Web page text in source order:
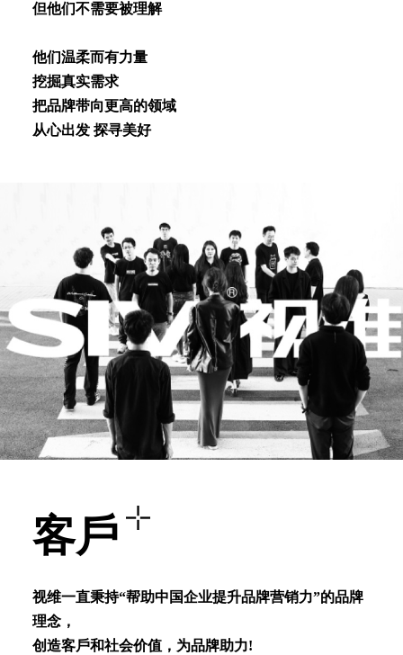
但他们不需要被理解
他们温柔⽽有⼒量
挖掘真实需求
把品牌带向更⾼的领域
从⼼出发 探寻美好
客⼾
视维⼀直秉持“帮助中国企业提升品牌营销⼒”的品牌
理念，
创造客⼾和社会价值，为品牌助⼒!